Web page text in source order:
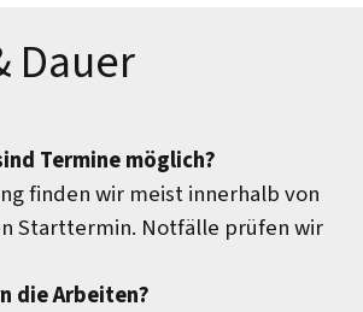
Dauer
Termine möglich?
finden wir meist innerhalb von
Starttermin. Notfälle prüfen wir
die Arbeiten?